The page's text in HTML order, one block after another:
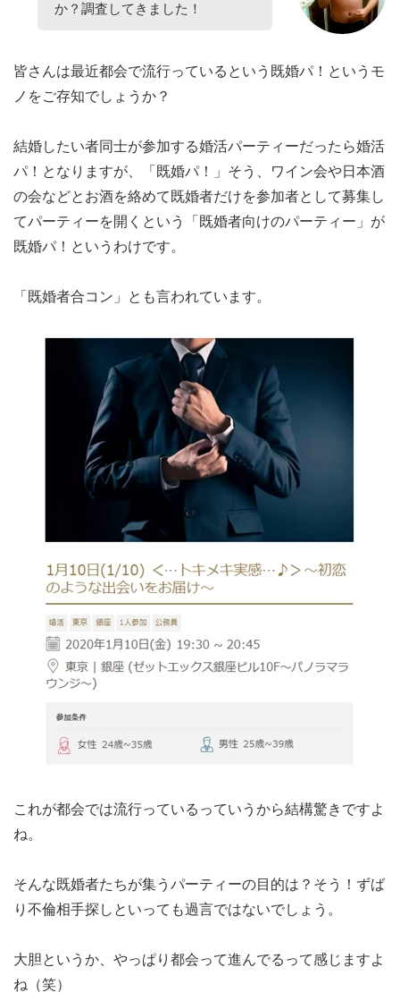
か？調査してきました！
皆さんは最近都会で流行っているという既婚パ！というモ
ノをご存知でしょうか？
結婚したい者同士が参加する婚活パーティーだったら婚活
パ！となりますが、「既婚パ！」そう、ワイン会や日本酒
の会などとお酒を絡めて既婚者だけを参加者として募集し
てパーティーを開くという「既婚者向けのパーティー」が
既婚パ！というわけです。
「既婚者合コン」とも言われています。
これが都会では流行っているっていうから結構驚きですよ
ね。
そんな既婚者たちが集うパーティーの目的は？そう！ずば
り不倫相手探しといっても過言ではないでしょう。
大胆というか、やっぱり都会って進んでるって感じますよ
ね（笑）